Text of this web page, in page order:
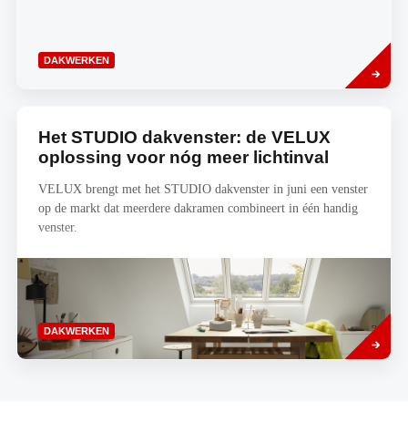
DAKWERKEN
meer
Het STUDIO dakvenster: de VELUX
oplossing voor nóg meer lichtinval
VELUX brengt met het STUDIO dakvenster in juni een venster
op de markt dat meerdere dakramen combineert in één handig
venster.
DAKWERKEN
Lees
meer